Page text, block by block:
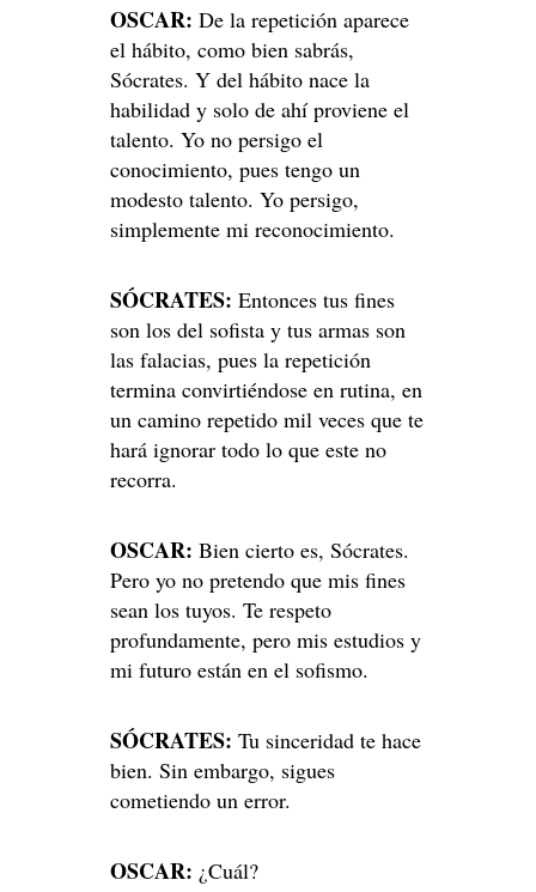
OSCAR: De la repetición aparece
el hábito, como bien sabrás,
Sócrates. Y del hábito nace la
habilidad y solo de ahí proviene el
talento. Yo no persigo el
conocimiento, pues tengo un
modesto talento. Yo persigo,
simplemente mi reconocimiento.
SÓCRATES: Entonces tus fines
son los del sofista y tus armas son
las falacias, pues la repetición
termina convirtiéndose en rutina, en
un camino repetido mil veces que te
hará ignorar todo lo que este no
recorra.
OSCAR: Bien cierto es, Sócrates.
Pero yo no pretendo que mis fines
sean los tuyos. Te respeto
profundamente, pero mis estudios y
mi futuro están en el sofismo.
SÓCRATES: Tu sinceridad te hace
bien. Sin embargo, sigues
cometiendo un error.
OSCAR: ¿Cuál?